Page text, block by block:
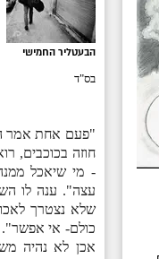
הבעטליר החמישי
בס"ד
"פעם אחת אמר
חוזה בכוכבים,
- מי שיאכל
עצה". ענה לו
שלא נצטרך
כולם- אי
אכן לא נהיה